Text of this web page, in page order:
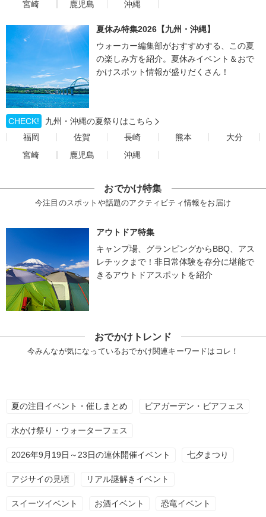
宮崎
鹿児島 沖縄
夏休み特集2026【九州・沖縄】
ウォーカー編集部がおすすめする、この夏
の楽しみ方を紹介。夏休みイベント＆おで
かけスポット情報が盛りだくさん！
CHECK!
九州・沖縄の夏祭りはこちら
福岡
佐賀 長崎 熊本
大分
宮崎
鹿児島 沖縄
おでかけ特集
今注目のスポットや話題のアクティビティ情報をお届け
アウトドア特集
キャンプ場、グランピングからBBQ、アス
レチックまで！非日常体験を存分に堪能で
きるアウトドアスポットを紹介
おでかけトレンド
今みんなが気になっているおでかけ関連キーワードはコレ！
夏の注目イベント・催しまとめ ビアガーデン・ビアフェス
水かけ祭り・ウォーターフェス
2026年9月19日～23日の連休開催イベント 七夕まつり
アジサイの見頃 リアル謎解きイベント
スイーツイベント お酒イベント 恐竜イベント